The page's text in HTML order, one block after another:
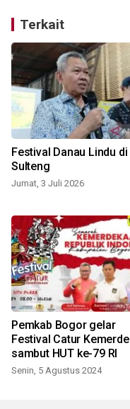
Terkait
Festival Danau Lindu di
Sulteng
Jumat, 3 Juli 2026
Pemkab Bogor gelar
Festival Catur
sambut HUT ke-79 RI
Senin, 5 Agustus 2024